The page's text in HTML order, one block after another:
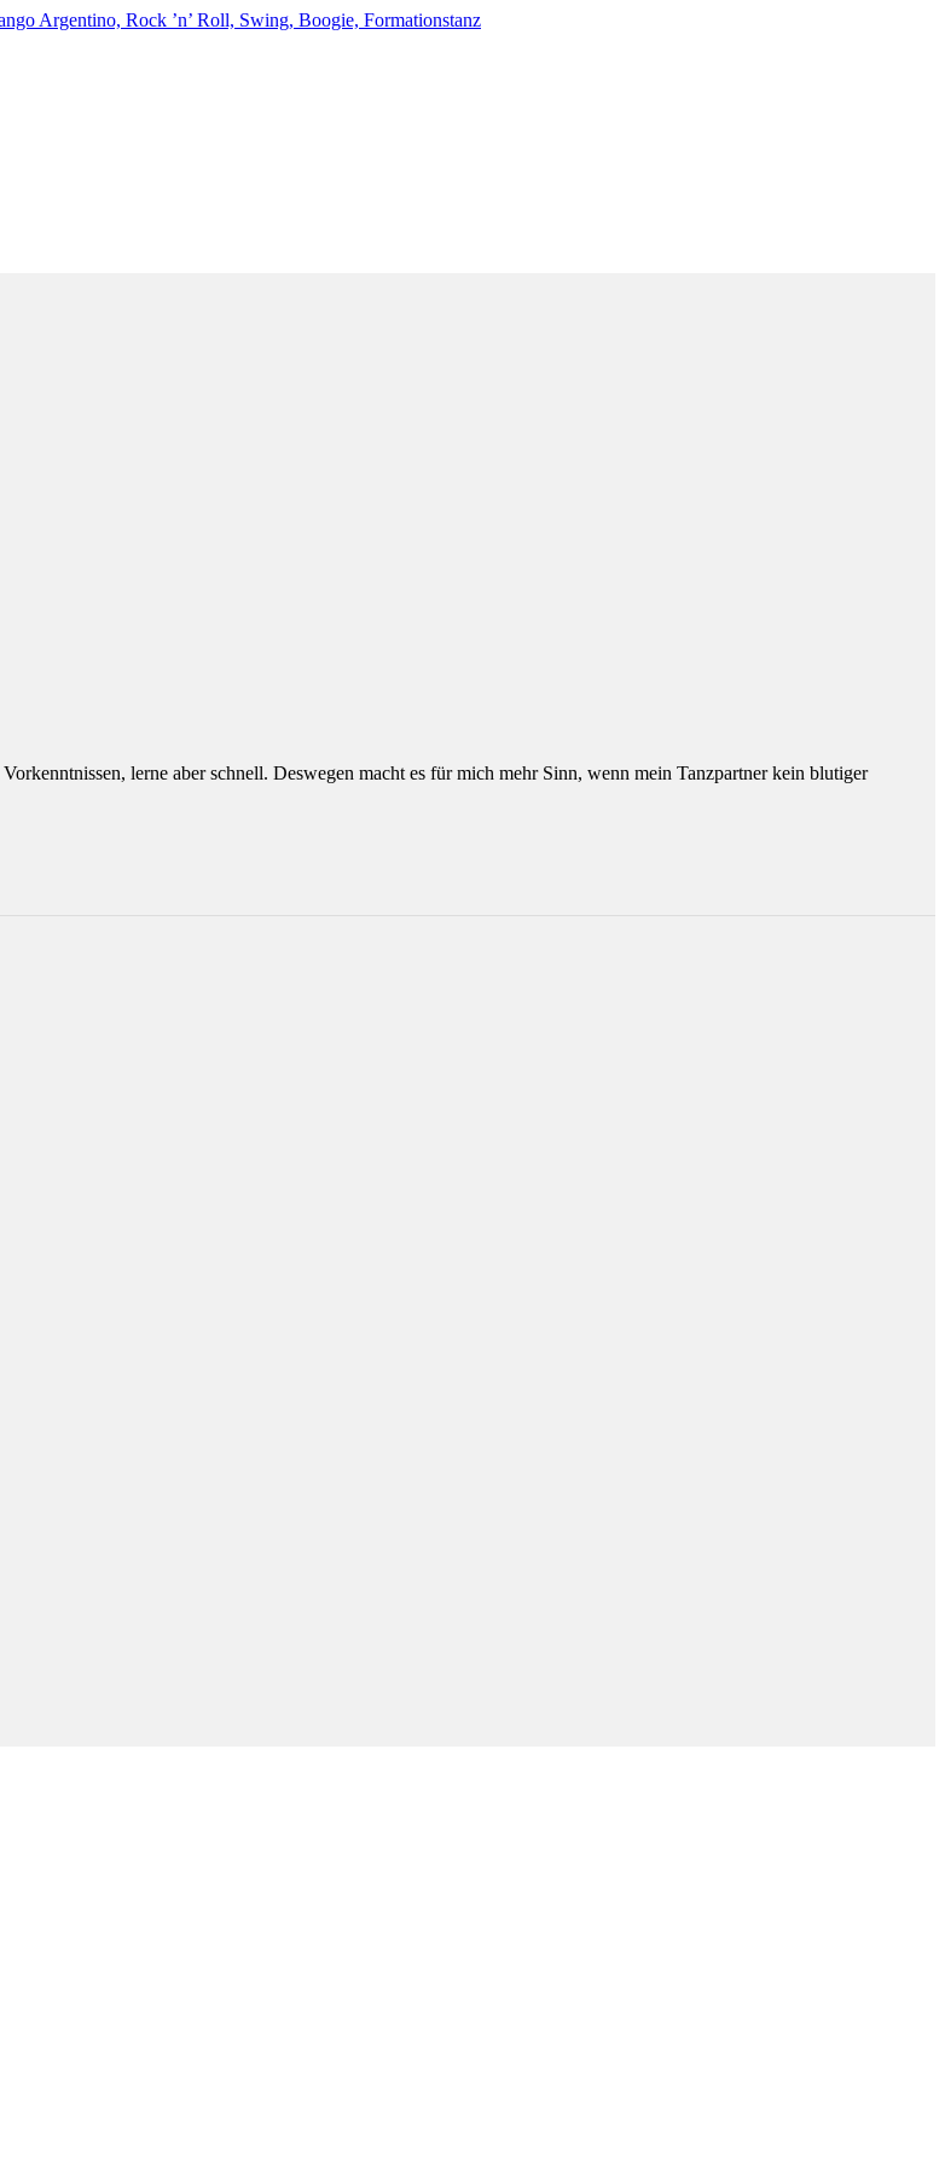
lerne aber schnell. Deswegen macht es für mich mehr Sinn, wenn mein Tanzpartner kein blutiger